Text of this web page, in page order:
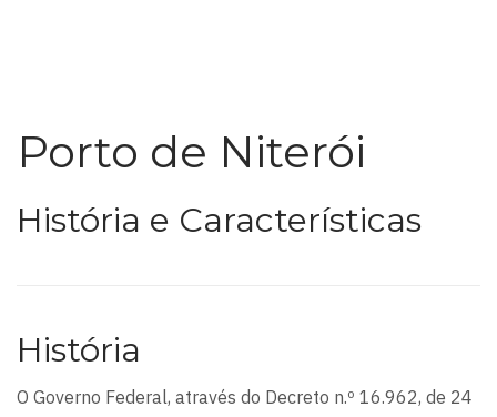
Porto de Niterói
História e Características
História
O Governo Federal, através do Decreto n.º 16.962, de 24